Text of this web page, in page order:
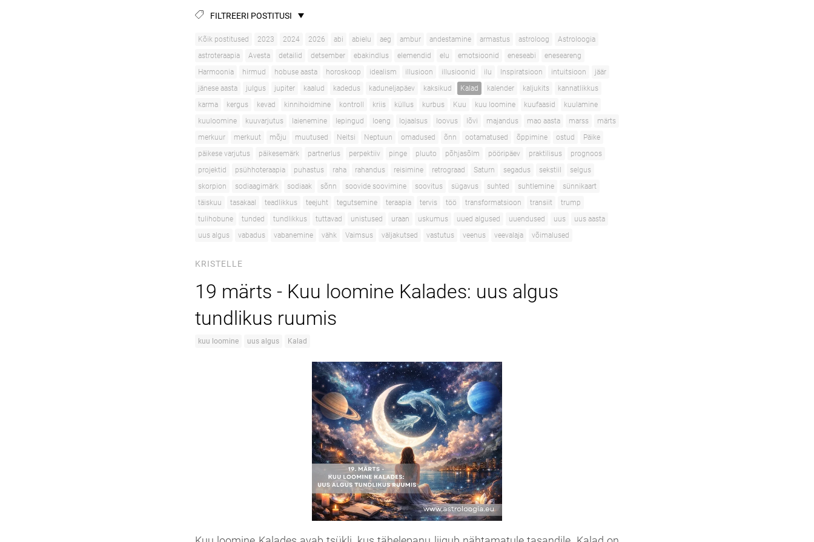
FILTREERI POSTITUSI
Kõik postitused 2023 2024 2026 abi abielu aeg ambur andestamine armastus astroloog
Astroloogia
astroteraapia
Avesta detailid detsember ebakindlus elemendid elu emotsioonid eneseabi
eneseareng
Harmoonia
hirmud hobuse aasta horoskoop idealism illusioon illusioonid ilu Inspiratsioon intuitsioon
jäär
jänese aasta
julgus jupiter kaalud kadedus kaduneljapäev kaksikud Kalad kalender kaljukits
kannatlikkus
karma
kergus kevad kinnihoidmine kontroll kriis küllus kurbus Kuu kuu loomine kuufaasid
kuulamine
kuuloomine
kuuvarjutus laienemine lepingud loeng lojaalsus loovus lõvi majandus mao aasta marss
märts
merkuur
merkuut mõju muutused Neitsi Neptuun omadused õnn ootamatused õppimine ostud
Päike
päikese varjutus
päikesemärk partnerlus perpektiiv pinge pluuto põhjasõlm pööripäev praktilisus
prognoos
projektid
psühhoteraapia puhastus raha rahandus reisimine retrograad Saturn segadus sekstiil
selgus
skorpion
sodiaagimärk sodiaak sõnn soovide soovimine soovitus sügavus suhted suhtlemine
sünnikaart
täiskuu
tasakaal teadlikkus teejuht tegutsemine teraapia tervis töö transformatsioon transiit
trump
tulihobune
tunded tundlikkus tuttavad unistused uraan uskumus uued algused uuendused uus
uus aasta
uus algus
vabadus vabanemine vähk Vaimsus väljakutsed vastutus veenus veevalaja võimalused
KRISTELLE
19 märts - Kuu loomine Kalades: uus algus
tundlikus ruumis
kuu loomine uus algus Kalad